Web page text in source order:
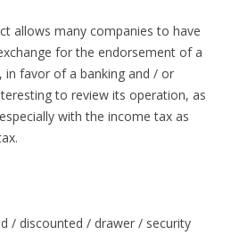
allows many companies to have
for the endorsement of a
favor of a banking and / or
to review its operation, as
with the income tax as
/ discounted / drawer / security